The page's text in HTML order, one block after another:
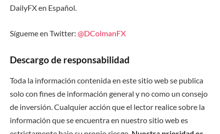
DailyFX en Español.
Sígueme en Twitter: @DColmanFX
Descargo de responsabilidad
Toda la información contenida en este sitio web se publica
solo con fines de información general y no como un consejo
de inversión. Cualquier acción que el lector realice sobre la
información que se encuentra en nuestro sitio web es